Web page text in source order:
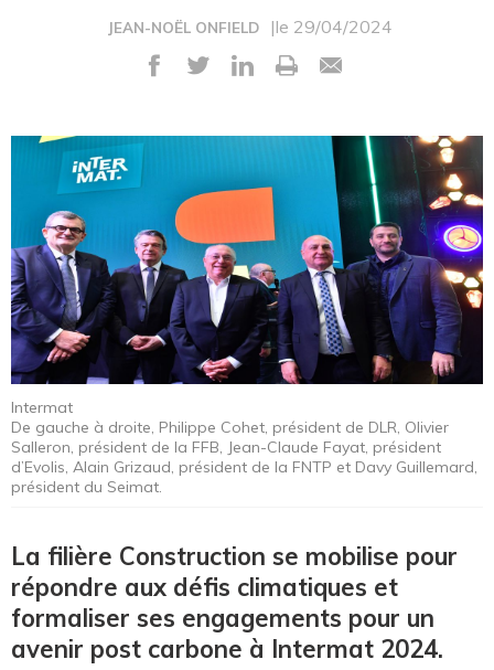
JEAN-NOËL ONFIELD |le 29/04/2024
Intermat
De gauche à droite, Philippe Cohet, président de DLR, Olivier
Salleron, président de la FFB, Jean-Claude Fayat, président
d’Evolis, Alain Grizaud, président de la FNTP et Davy Guillemard,
président du Seimat.
La filière Construction se mobilise pour
répondre aux défis climatiques et
formaliser ses engagements pour un
avenir post carbone à Intermat 2024.